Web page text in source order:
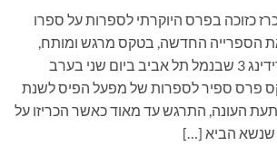
כזוכה בפרס היוקרתי לספרות על ספרו
הספרייה החדשה, בטקס מרגש ומותח,
שהתקיים במתחם רידינג 3 שבנמל תל אביב ביום שני בערב
טקס פרס ספיר לספרות של מפעל הפיס לשנת
הפתעת העונה, התרגש עד מאוד כאשר הכריזו על
שנשא הביא […]